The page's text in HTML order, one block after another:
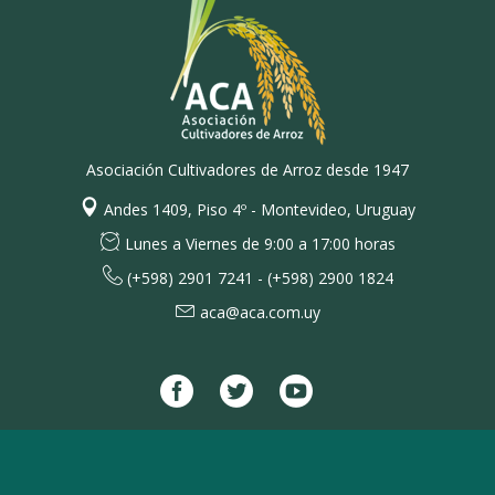
Asociación Cultivadores de Arroz desde 1947
Andes 1409, Piso 4º - Montevideo, Uruguay
Lunes a Viernes de 9:00 a 17:00 horas
(+598) 2901 7241 - (+598) 2900 1824
aca@aca.com.uy